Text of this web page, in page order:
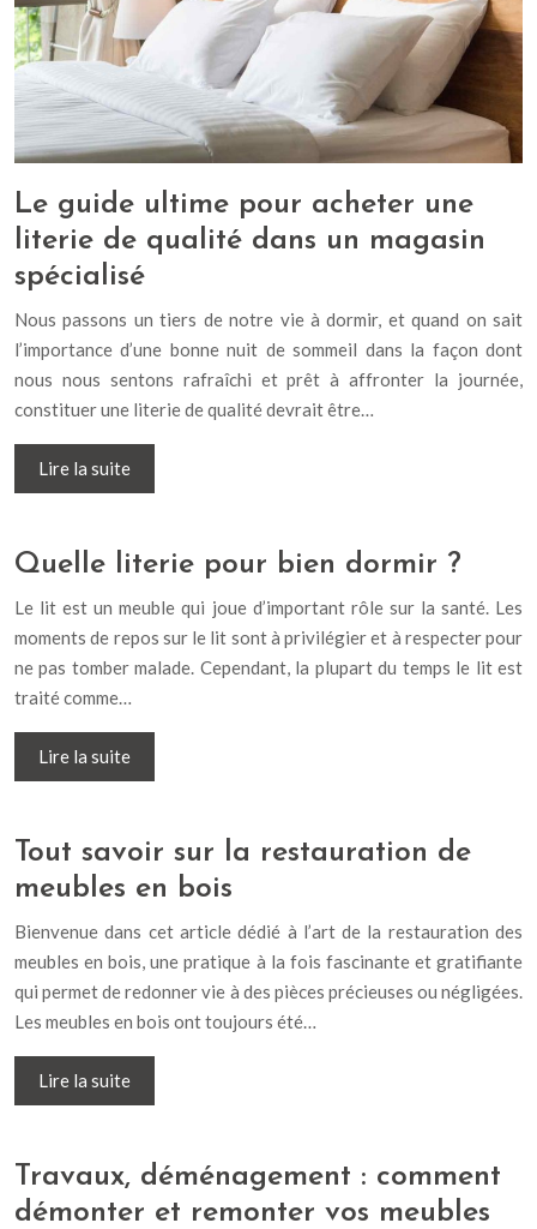
Le guide ultime pour acheter une
literie de qualité dans un magasin
spécialisé
Nous passons un tiers de notre vie à dormir, et quand on sait
l’importance d’une bonne nuit de sommeil dans la façon dont
nous nous sentons rafraîchi et prêt à affronter la journée,
constituer une literie de qualité devrait être…
Lire la suite
Quelle literie pour bien dormir ?
Le lit est un meuble qui joue d’important rôle sur la santé. Les
moments de repos sur le lit sont à privilégier et à respecter pour
ne pas tomber malade. Cependant, la plupart du temps le lit est
traité comme…
Lire la suite
Tout savoir sur la restauration de
meubles en bois
Bienvenue dans cet article dédié à l’art de la restauration des
meubles en bois, une pratique à la fois fascinante et gratifiante
qui permet de redonner vie à des pièces précieuses ou négligées.
Les meubles en bois ont toujours été…
Lire la suite
Travaux, déménagement : comment
démonter et remonter vos meubles